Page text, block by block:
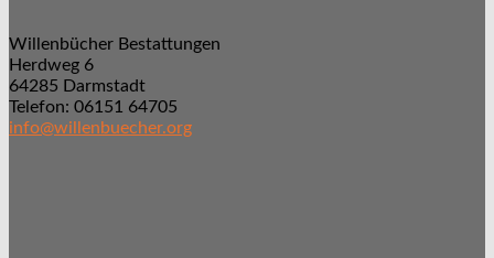
Willenbücher Bestattungen
Herdweg 6
64285 Darmstadt
Telefon: 06151 64705
info@willenbuecher.org